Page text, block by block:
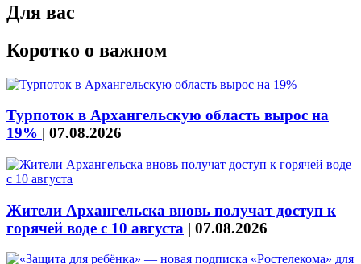
Для вас
Коротко о важном
Турпоток в Архангельскую область вырос на
19% | 07.08.2026
Жители Архангельска вновь получат доступ к
горячей воде с 10 августа | 07.08.2026